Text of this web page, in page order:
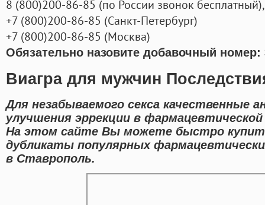
8 (800)200-86-85 (по России звонок бесплатный),
+7 (800)200-86-85 (Санкт-Петербург)
+7 (800)200-86-85 (Москва)
Обязательно назовите добавочный номер:
Виагра для мужчин
Для незабываемого секса качественные
улучшения эррекции в
На этом сайте Вы можете быстро
дубликаты популярных
в Ставрополь.